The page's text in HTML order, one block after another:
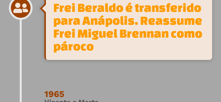
Frei Beraldo é transferido
para Anápolis. Reassume
Frei Miguel Brennan como
pároco
1965